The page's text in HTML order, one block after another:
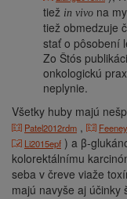
tiež in vivo na
tiež obmedzuje
stať o pôsobení
Zo Štós
onkologickú
neplynie.
Všetky huby majú
Patel2012rdm ,
Li2015epf ) a β-
kolorektálnímu
seba v čreve viaže
majú navyše aj účinky